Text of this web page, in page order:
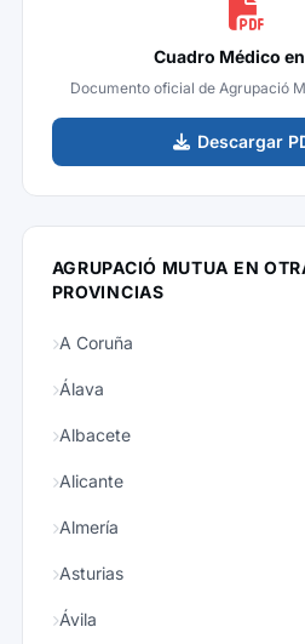
Cuadro Médico en
Documento oficial de Agrupació
Descargar
AGRUPACIÓ MUTUA EN
PROVINCIAS
A Coruña
Álava
Albacete
Alicante
Almería
Asturias
Ávila